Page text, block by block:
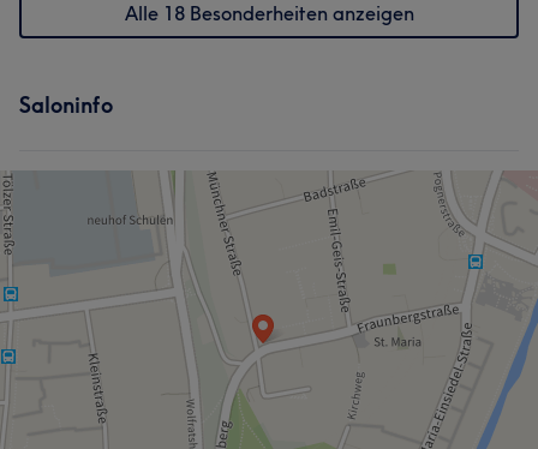
Alle 18 Besonderheiten anzeigen
Saloninfo